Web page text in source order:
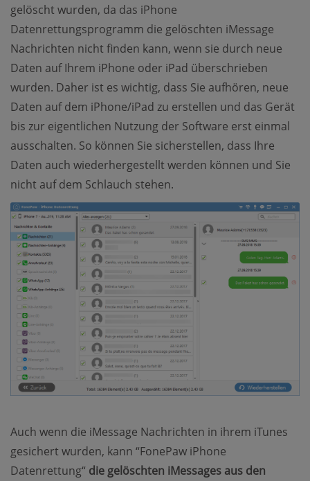
gelöscht wurden, da das iPhone
Datenrettungsprogramm die gelöschten iMessage
Nachrichten nicht finden kann, wenn sie durch neue
Daten auf Ihrem iPhone oder iPad überschrieben
wurden. Daher ist es wichtig, dass Sie aufhören, neue
Daten auf dem iPhone/iPad zu erstellen und das Gerät
bis zur eigentlichen Nutzung der Software erst einmal
ausschalten. So können Sie sicherstellen, dass Ihre
Daten auch wiederhergestellt werden können und Sie
nicht auf dem Schlauch stehen.
Auch wenn die iMessage Nachrichten in ihrem iTunes
gesichert wurden, kann “FonePaw iPhone
Datenrettung“ die gelöschten iMessages aus den